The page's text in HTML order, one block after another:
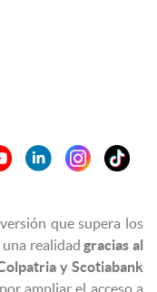
que supera los
una realidadgracias al
y Scotiabank
ampliar el acceso a